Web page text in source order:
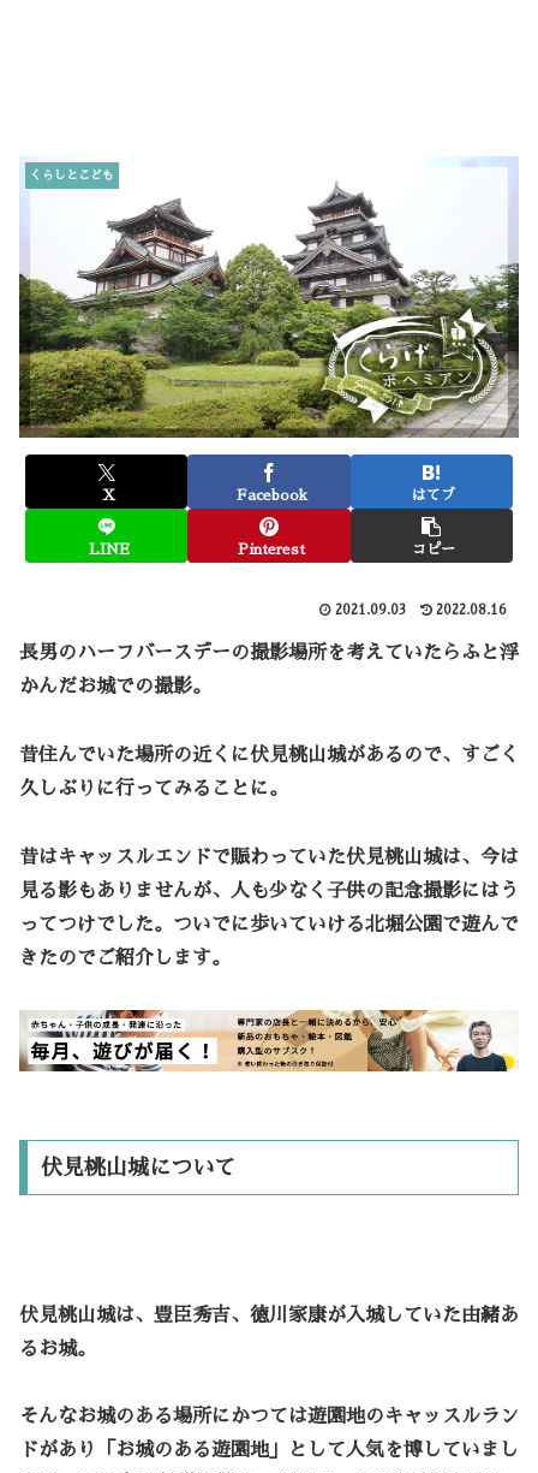
くらしとこども
X Facebook はてブ
LINE Pinterest コピー
2021.09.03 2022.08.16
長男のハーフバースデーの撮影場所を考えていたらふと浮
かんだお城での撮影。
昔住んでいた場所の近くに伏見桃山城があるので、すごく
久しぶりに行ってみることに。
昔はキャッスルエンドで賑わっていた伏見桃山城は、今は
見る影もありませんが、人も少なく子供の記念撮影にはう
ってつけでした。ついでに歩いていける北堀公園で遊んで
きたのでご紹介します。
伏見桃山城について
伏見桃山城は、豊臣秀吉、徳川家康が入城していた由緒あ
るお城。
そんなお城のある場所にかつては遊園地のキャッスルラン
ドがあり「お城のある遊園地」として人気を博していまし